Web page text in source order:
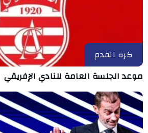
كرة القدم
موعد الجلسة العامة للنادي الإفريقي